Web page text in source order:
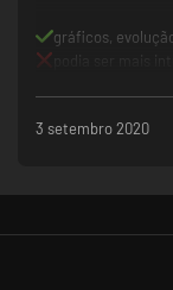
gráficos,
3 setembro 2020